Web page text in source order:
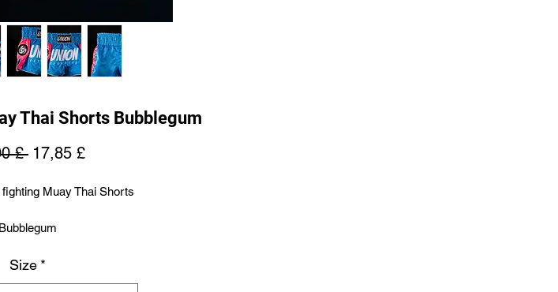
Thai Shorts Bubblegum
£ Normaali
17,85 £Alehinta
Muay Thai Shorts
Bubblegum
to groin area
Size *